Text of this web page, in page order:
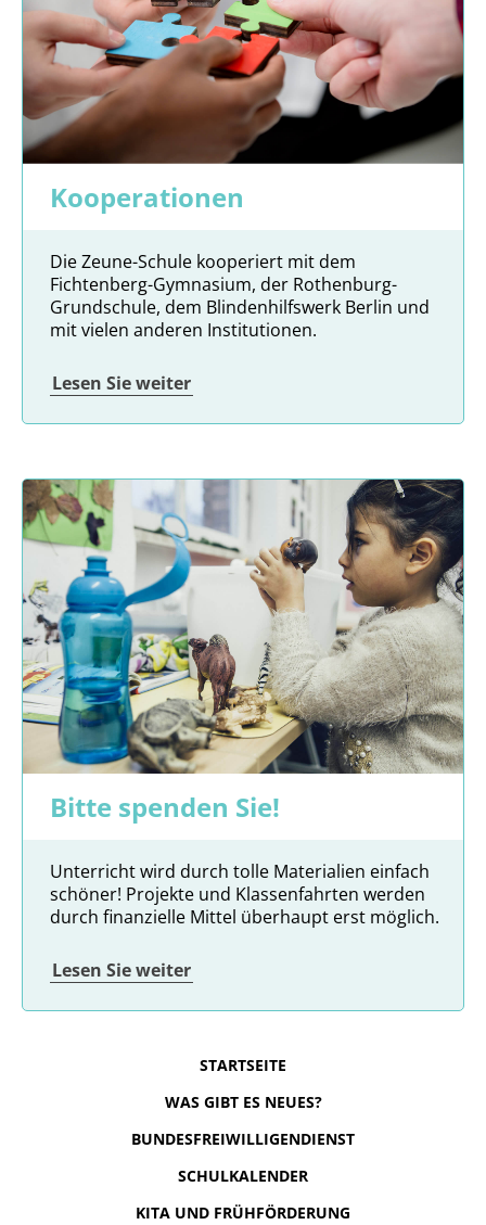
Kooperationen
Die Zeune-Schule kooperiert mit dem
Fichtenberg-Gymnasium, der Rothenburg-
Grundschule, dem Blindenhilfswerk Berlin und
mit vielen anderen Institutionen.
Lesen Sie weiter
Bitte spenden Sie!
Unterricht wird durch tolle Materialien einfach
schöner! Projekte und Klassenfahrten werden
durch finanzielle Mittel überhaupt erst möglich.
Lesen Sie weiter
STARTSEITE
WAS GIBT ES NEUES?
BUNDESFREIWILLIGENDIENST
SCHULKALENDER
KITA UND FRÜHFÖRDERUNG